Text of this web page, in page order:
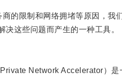
限制和网络拥堵等原因，我们
这些问题而产生的一种工具。
Network Accelerator）是